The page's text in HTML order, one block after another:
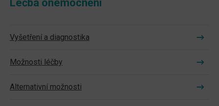
Léčba onemocnění
Vyšetření a diagnostika
Možnosti léčby
Alternativní možnosti